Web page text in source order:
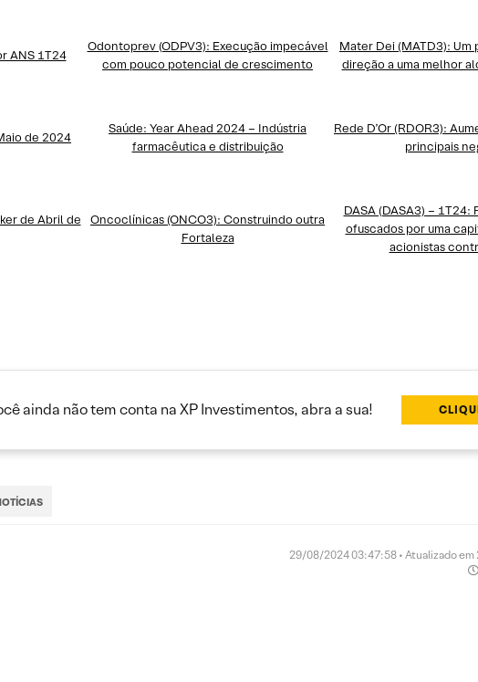
ANS 1T24
Odontoprev (ODPV3): Execução impecável
com pouco potencial de crescimento
Mater Dei (MATD3): Um
direção a uma melhor
de 2024
Saúde: Year Ahead 2024 – Indústria
farmacêutica e distribuição
Rede D’Or (RDOR3):
principais
de Abril de
Oncoclínicas (ONCO3): Construindo outra
Fortaleza
DASA (DASA3) – 1T24:
ofuscados por uma
acionistas
ainda não tem conta na XP Investimentos, abra a sua!
29/08/2024 03:47:58 • Atualizado